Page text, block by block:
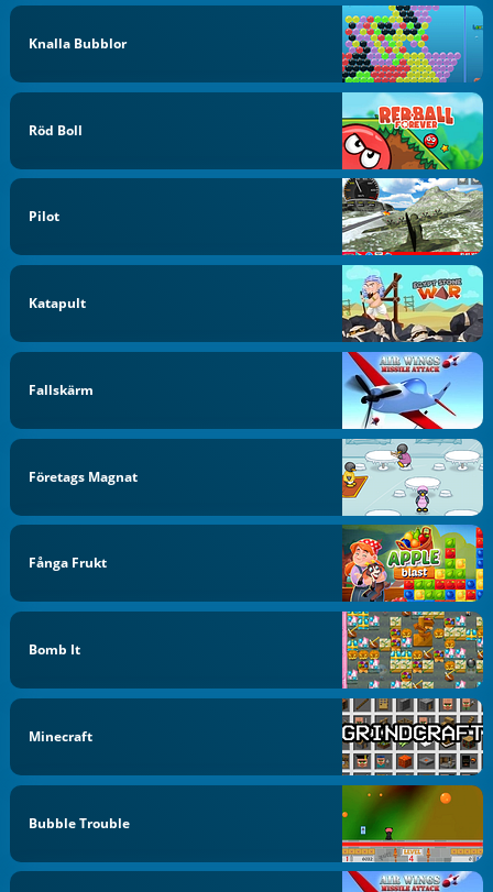
Knalla Bubblor
Röd Boll
Pilot
Katapult
Fallskärm
Företags Magnat
Fånga Frukt
Bomb It
Minecraft
Bubble Trouble